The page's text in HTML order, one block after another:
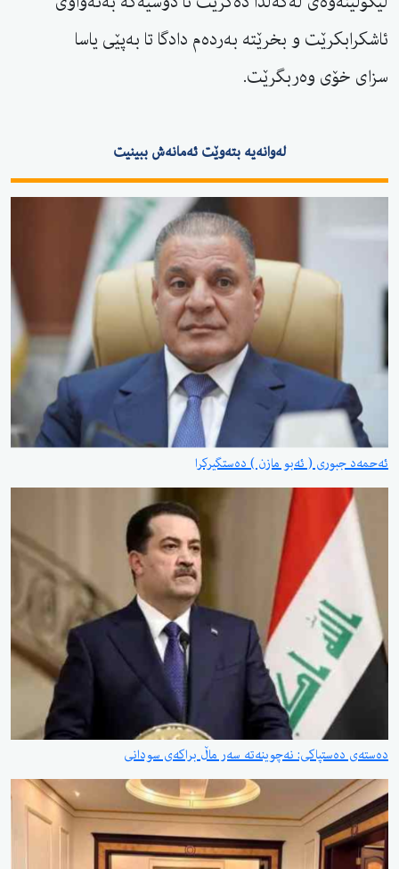
ئاشکرابکرێت و بخرێتە بەردەم دادگا تا بەپێی یاسا
سزای خۆی وەربگرێت.
لەوانەیە بتەوێت ئەمانەش ببینیت
ئەحمەد جبوری ( ئەبو مازن ) دەستگیرکرا
دەستەی دەستپاکی: نەچوینەتە سەر ماڵ براکەی سودانی